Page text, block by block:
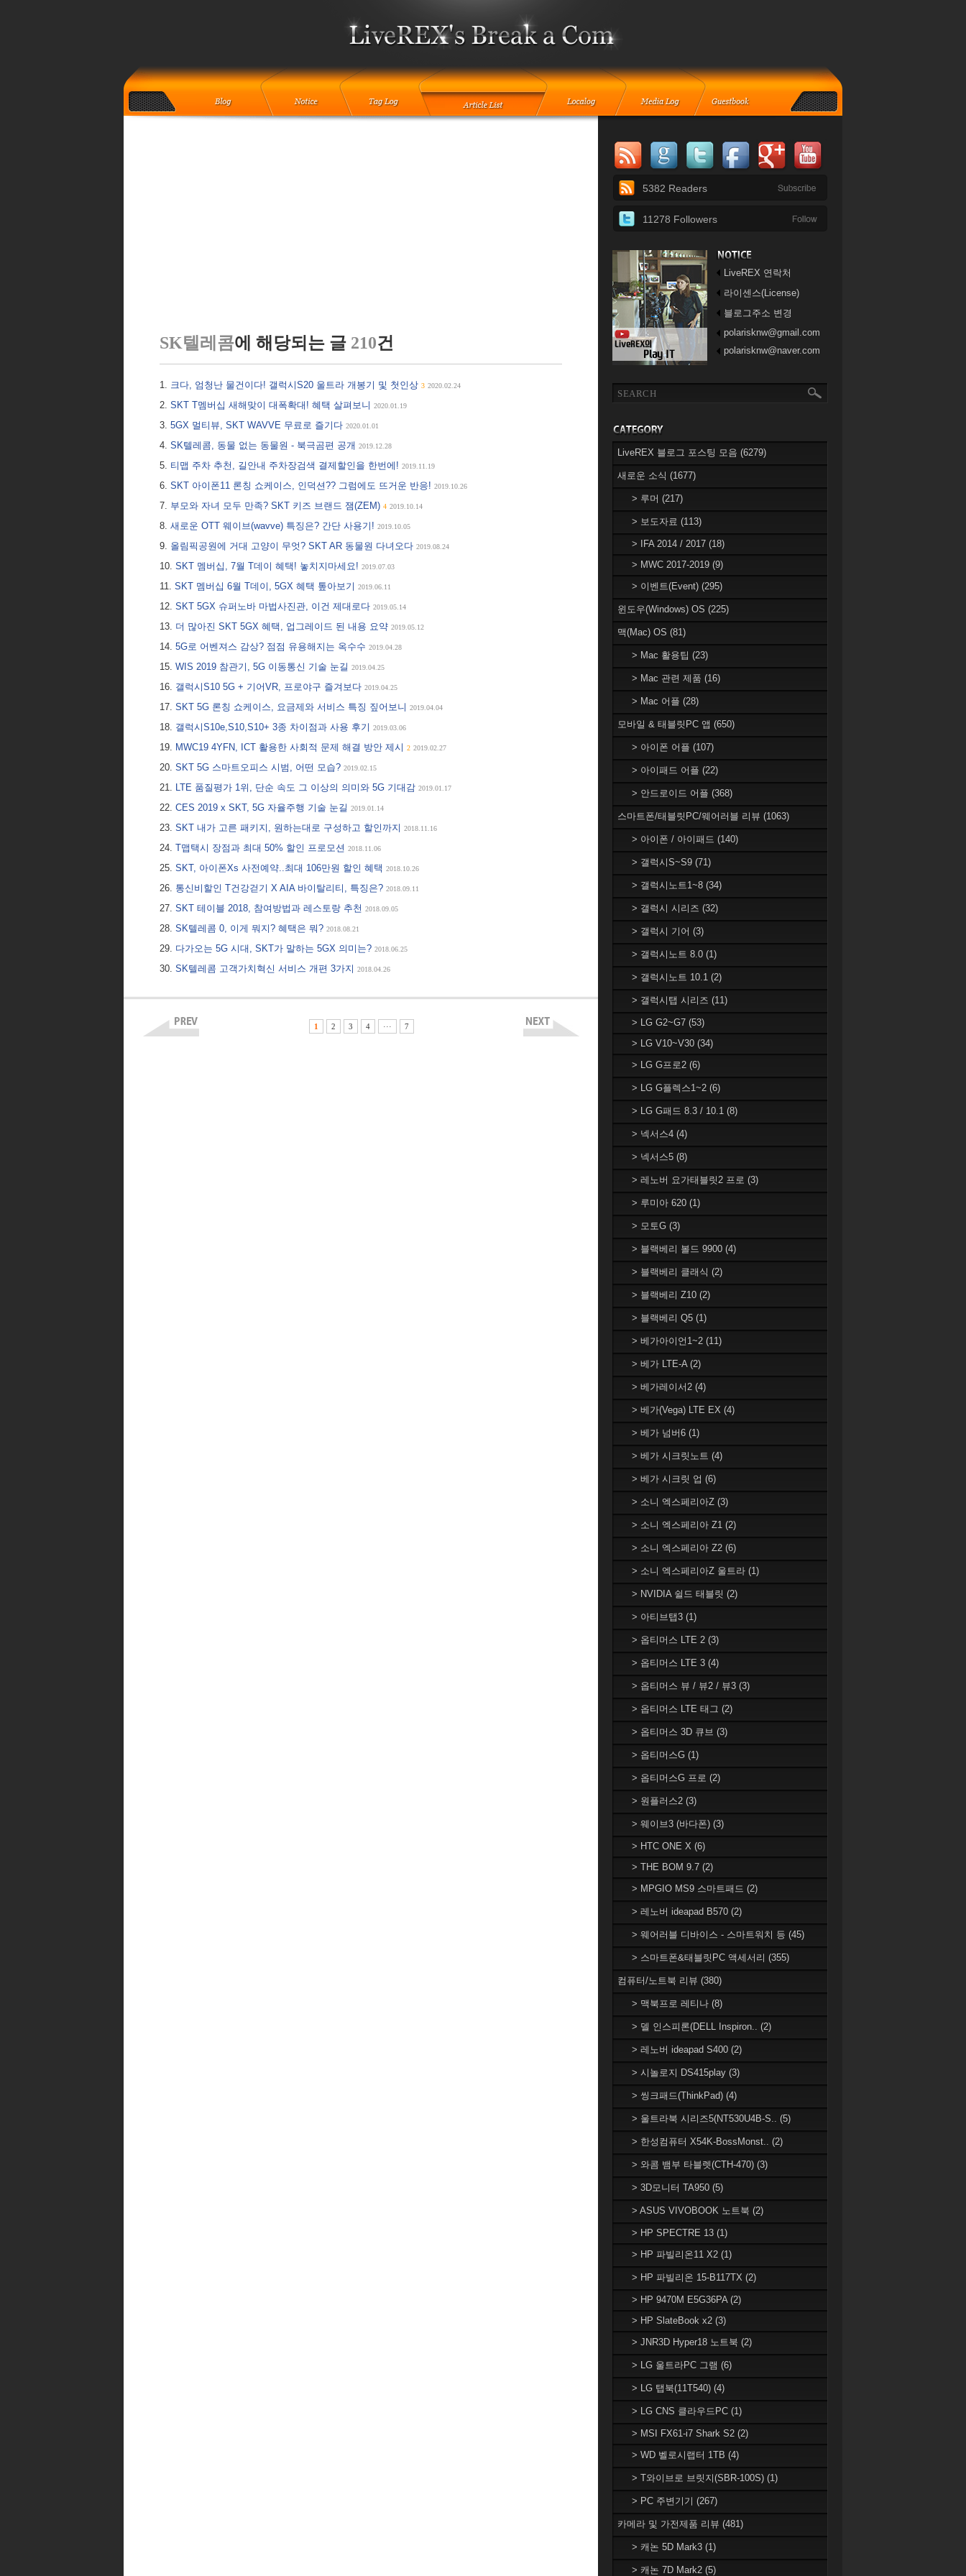
SK텔레콤에 해당되는 글 210건
크다, 엄청난 물건이다! 갤럭시S20 울트라 개봉기 및 첫인상 3 2020.02.24
SKT T멤버십 새해맞이 대폭확대! 혜택 살펴보니 2020.01.19
5GX 멀티뷰, SKT WAVVE 무료로 즐기다 2020.01.01
SK텔레콤, 동물 없는 동물원 - 북극곰편 공개 2019.12.28
티맵 주차 추천, 길안내 주차장검색 결제할인을 한번에! 2019.11.19
SKT 아이폰11 론칭 쇼케이스, 인덕션?? 그럼에도 뜨거운 반응! 2019.10.26
부모와 자녀 모두 만족? SKT 키즈 브랜드 잼(ZEM) 4 2019.10.14
새로운 OTT 웨이브(wavve) 특징은? 간단 사용기! 2019.10.05
올림픽공원에 거대 고양이 무엇? SKT AR 동물원 다녀오다 2019.08.24
SKT 멤버십, 7월 T데이 혜택! 놓치지마세요! 2019.07.03
SKT 멤버십 6월 T데이, 5GX 혜택 톺아보기 2019.06.11
SKT 5GX 슈퍼노바 마법사진관, 이건 제대로다 2019.05.14
더 많아진 SKT 5GX 혜택, 업그레이드 된 내용 요약 2019.05.12
5G로 어벤져스 감상? 점점 유용해지는 옥수수 2019.04.28
WIS 2019 참관기, 5G 이동통신 기술 눈길 2019.04.25
갤럭시S10 5G + 기어VR, 프로야구 즐겨보다 2019.04.25
SKT 5G 론칭 쇼케이스, 요금제와 서비스 특징 짚어보니 2019.04.04
갤럭시S10e,S10,S10+ 3종 차이점과 사용 후기 2019.03.06
MWC19 4YFN, ICT 활용한 사회적 문제 해결 방안 제시 2 2019.02.27
SKT 5G 스마트오피스 시범, 어떤 모습? 2019.02.15
LTE 품질평가 1위, 단순 속도 그 이상의 의미와 5G 기대감 2019.01.17
CES 2019 x SKT, 5G 자율주행 기술 눈길 2019.01.14
SKT 내가 고른 패키지, 원하는대로 구성하고 할인까지 2018.11.16
T맵택시 장점과 최대 50% 할인 프로모션 2018.11.06
SKT, 아이폰Xs 사전예약..최대 106만원 할인 혜택 2018.10.26
통신비할인 T건강걷기 X AIA 바이탈리티, 특징은? 2018.09.11
SKT 테이블 2018, 참여방법과 레스토랑 추천 2018.09.05
SK텔레콤 0, 이게 뭐지? 혜택은 뭐? 2018.08.21
다가오는 5G 시대, SKT가 말하는 5GX 의미는? 2018.06.25
SK텔레콤 고객가치혁신 서비스 개편 3가지 2018.04.26
1 2 3 4 ··· 7
5382 Readers
11278 Followers
LiveREX 연락처
라이센스(License)
블로그주소 변경
polarisknw@gmail.com
polarisknw@naver.com
LiveREX 블로그 포스팅 모음 (6279)
새로운 소식 (1677)
> 루머 (217)
> 보도자료 (113)
> IFA 2014 / 2017 (18)
> MWC 2017-2019 (9)
> 이벤트(Event) (295)
윈도우(Windows) OS (225)
맥(Mac) OS (81)
> Mac 활용팁 (23)
> Mac 관련 제품 (16)
> Mac 어플 (28)
모바일 & 태블릿PC 앱 (650)
> 아이폰 어플 (107)
> 아이패드 어플 (22)
> 안드로이드 어플 (368)
스마트폰/태블릿PC/웨어러블 리뷰 (1063)
> 아이폰 / 아이패드 (140)
> 갤럭시S~S9 (71)
> 갤럭시노트1~8 (34)
> 갤럭시 시리즈 (32)
> 갤럭시 기어 (3)
> 갤럭시노트 8.0 (1)
> 갤럭시노트 10.1 (2)
> 갤럭시탭 시리즈 (11)
> LG G2~G7 (53)
> LG V10~V30 (34)
> LG G프로2 (6)
> LG G플렉스1~2 (6)
> LG G패드 8.3 / 10.1 (8)
> 넥서스4 (4)
> 넥서스5 (8)
> 레노버 요가태블릿2 프로 (3)
> 루미아 620 (1)
> 모토G (3)
> 블랙베리 볼드 9900 (4)
> 블랙베리 클래식 (2)
> 블랙베리 Z10 (2)
> 블랙베리 Q5 (1)
> 베가아이언1~2 (11)
> 베가 LTE-A (2)
> 베가레이서2 (4)
> 베가(Vega) LTE EX (4)
> 베가 넘버6 (1)
> 베가 시크릿노트 (4)
> 베가 시크릿 업 (6)
> 소니 엑스페리아Z (3)
> 소니 엑스페리아 Z1 (2)
> 소니 엑스페리아 Z2 (6)
> 소니 엑스페리아Z 울트라 (1)
> NVIDIA 쉴드 태블릿 (2)
> 아티브탭3 (1)
> 옵티머스 LTE 2 (3)
> 옵티머스 LTE 3 (4)
> 옵티머스 뷰 / 뷰2 / 뷰3 (3)
> 옵티머스 LTE 태그 (2)
> 옵티머스 3D 큐브 (3)
> 옵티머스G (1)
> 옵티머스G 프로 (2)
> 원플러스2 (3)
> 웨이브3 (바다폰) (3)
> HTC ONE X (6)
> THE BOM 9.7 (2)
> MPGIO MS9 스마트패드 (2)
> 레노버 ideapad B570 (2)
> 웨어러블 디바이스 - 스마트워치 등 (45)
> 스마트폰&태블릿PC 액세서리 (355)
컴퓨터/노트북 리뷰 (380)
> 맥북프로 레티나 (8)
> 델 인스피론(DELL Inspiron.. (2)
> 레노버 ideapad S400 (2)
> 시놀로지 DS415play (3)
> 씽크패드(ThinkPad) (4)
> 울트라북 시리즈5(NT530U4B-S.. (5)
> 한성컴퓨터 X54K-BossMonst.. (2)
> 와콤 뱀부 타블렛(CTH-470) (3)
> 3D모니터 TA950 (5)
> ASUS VIVOBOOK 노트북 (2)
> HP SPECTRE 13 (1)
> HP 파빌리온11 X2 (1)
> HP 파빌리온 15-B117TX (2)
> HP 9470M E5G36PA (2)
> HP SlateBook x2 (3)
> JNR3D Hyper18 노트북 (2)
> LG 울트라PC 그램 (6)
> LG 탭북(11T540) (4)
> LG CNS 클라우드PC (1)
> MSI FX61-i7 Shark S2 (2)
> WD 벨로시랩터 1TB (4)
> T와이브로 브릿지(SBR-100S) (1)
> PC 주변기기 (267)
카메라 및 가전제품 리뷰 (481)
> 캐논 5D Mark3 (1)
> 캐논 7D Mark2 (5)